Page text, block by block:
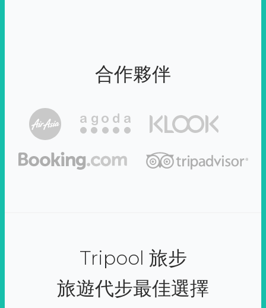
合作夥伴
Tripool 旅步
旅遊代步最佳選擇